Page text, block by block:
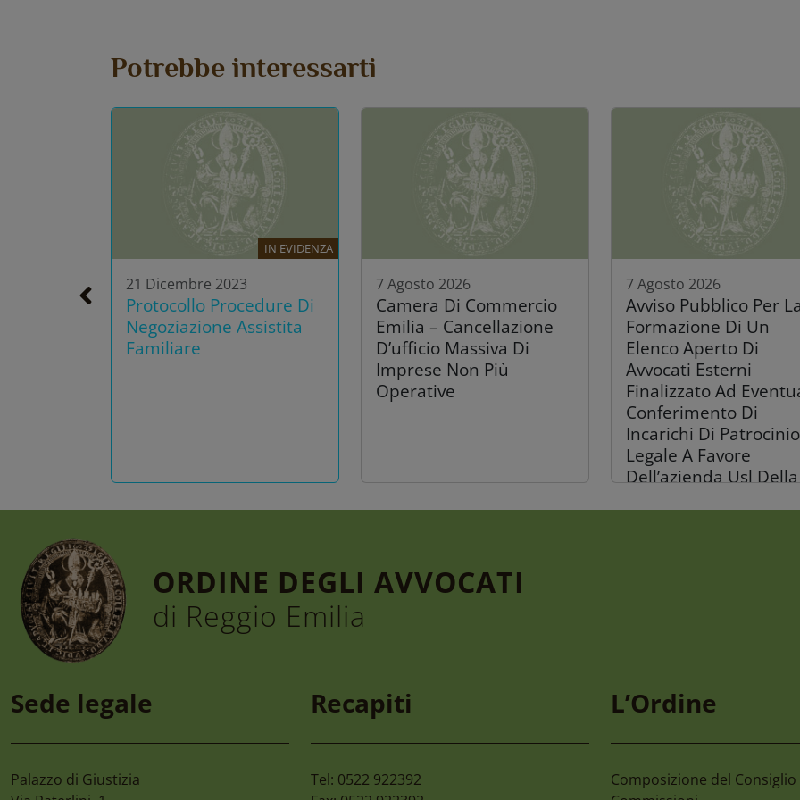
Potrebbe interessarti
IN EVIDENZA
21 Dicembre 2023
Protocollo Procedure Di
Negoziazione Assistita
Familiare
7 Agosto 2026
Camera Di Commercio
Emilia – Cancellazione
D’ufficio Massiva Di
Imprese Non Più
Operative
7 Agosto 2026
Avviso Pubblico Per La
Formazione Di Un
Elenco Aperto Di
Avvocati Esterni
Finalizzato Ad
Conferimento Di
Incarichi Di Patrocinio
Legale A Favore
Dell’azienda Usl Della
Convegno “la Tutela
Dell’ambiente,
Dall’habitat
81/2026. Le Nuove
Cimone 2027 59°
Campionato Nazionale
Sci Avvocati E Magistrati
C.c. Reggio Calabria –
Organizzazione
Colloqui Tra
ORDINE DEGLI AVVOCATI
di Reggio Emilia
Sede legale
Palazzo di Giustizia
Recapiti
Tel: 0522 922392
L’Ordine
Composizione del Consiglio